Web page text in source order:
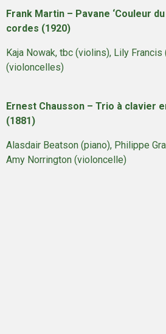
Frank Martin – Pavane ‘Couleur
cordes (1920)
Kaja Nowak, tbc (violins), Lily
(violoncelles)
Ernest Chausson – Trio à clavier
(1881)
Alasdair Beatson (piano), Philippe
Amy Norrington (violoncelle)